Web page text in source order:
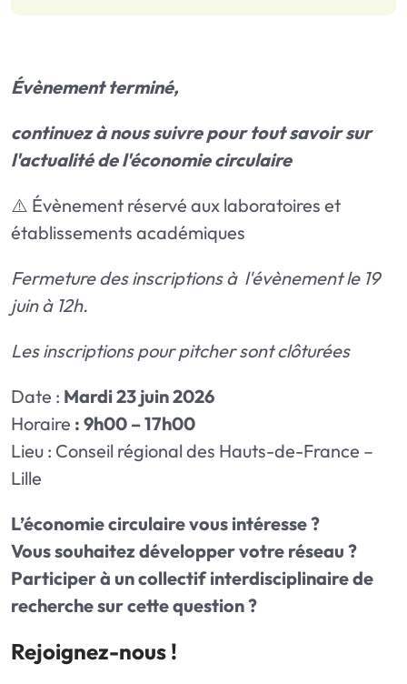
Évènement terminé,
continuez à nous suivre pour tout savoir sur
l'actualité de l'économie circulaire
⚠️ Évènement réservé aux laboratoires et
établissements académiques
Fermeture des inscriptions à l'évènement le 19
juin à 12h.
Les inscriptions pour pitcher sont clôturées
Date : Mardi 23 juin 2026
Horaire : 9h00 – 17h00
Lieu : Conseil régional des Hauts-de-France –
Lille
L’économie circulaire vous intéresse ?
Vous souhaitez développer votre réseau ?
Participer à un collectif interdisciplinaire de
recherche sur cette question ?
Rejoignez-nous !